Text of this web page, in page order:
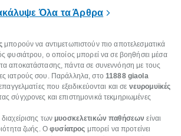
Όλα τα Άρθρα
μπορούν να αντιμετωπιστούν πιο αποτελεσματικά
φυσιάτρου, ο οποίος μπορεί να σε βοηθήσει μέσα
αποκατάστασης, πάντα σε συνεννόηση με τους
ιατρούς σου. Παράλληλα, στο11888 giaola
που εξειδικεύονται και σε νευρομυϊκές
σύγχρονες και επιστημονικά τεκμηριωμένες
των μυοσκελετικών παθήσεων είναι
ζωής. Οφυσίατρος μπορεί να προτείνει